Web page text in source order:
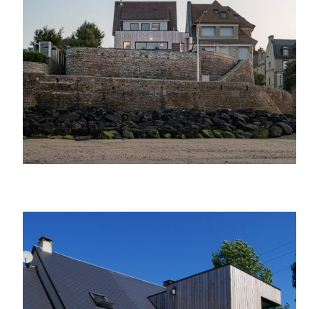
Réhabilitation d’une maison des années 50
en bord de mer